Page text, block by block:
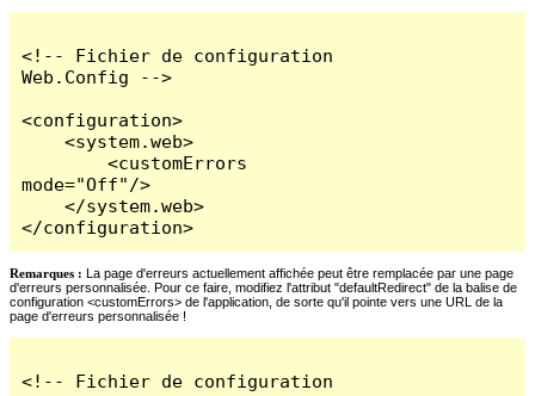
<!-- Fichier de configuration
Web.Config -->
<configuration>
    <system.web>
        <customErrors
mode="Off"/>
    </system.web>
</configuration>
Remarques : La page d'erreurs actuellement affichée peut être remplacée par une page
d'erreurs personnalisée. Pour ce faire, modifiez l'attribut "defaultRedirect" de la balise de
configuration <customErrors> de l'application, de sorte qu'il pointe vers une URL de la
page d'erreurs personnalisée !
<!-- Fichier de configuration